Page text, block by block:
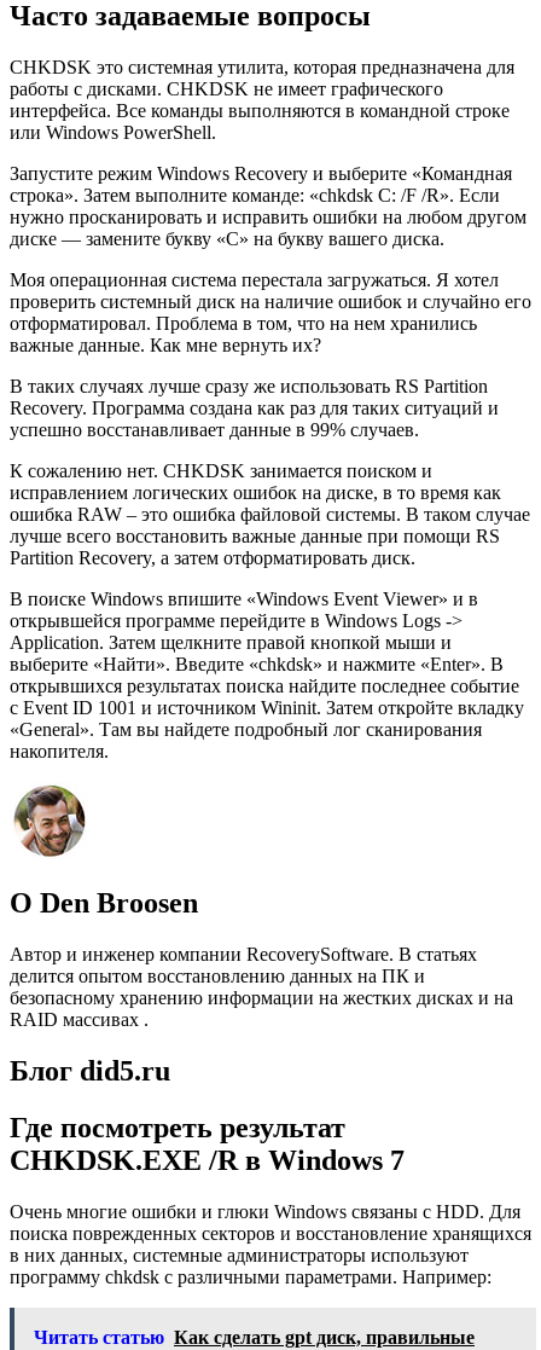
Часто задаваемые вопросы
CHKDSK это системная утилита, которая предназначена для
работы с дисками. CHKDSK не имеет графического
интерфейса. Все команды выполняются в командной строке
или Windows PowerShell.
Запустите режим Windows Recovery и выберите «Командная
строка». Затем выполните командe: «chkdsk C: /F /R». Если
нужно просканировать и исправить ошибки на любом другом
диске — замените букву «С» на букву вашего диска.
Моя операционная система перестала загружаться. Я хотел
проверить системный диск на наличие ошибок и случайно его
отформатировал. Проблема в том, что на нем хранились
важные данные. Как мне вернуть их?
В таких случаях лучше сразу же использовать RS Partition
Recovery. Программа создана как раз для таких ситуаций и
успешно восстанавливает данные в 99% случаев.
К сожалению нет. CHKDSK занимается поиском и
исправлением логических ошибок на диске, в то время как
ошибка RAW – это ошибка файловой системы. В таком случае
лучше всего восстановить важные данные при помощи RS
Partition Recovery, а затем отформатировать диск.
В поиске Windows впишите «Windows Event Viewer» и в
открывшейся программе перейдите в Windows Logs ->
Application. Затем щелкните правой кнопкой мыши и
выберите «Найти». Введите «chkdsk» и нажмите «Enter». В
открывшихся результатах поиска найдите последнее событие
с Event ID 1001 и источником Wininit. Затем откройте вкладку
«General». Там вы найдете подробный лог сканирования
накопителя.
О Den Broosen
Автор и инженер компании RecoverySoftware. В статьях
делится опытом восстановлению данных на ПК и
безопасному хранению информации на жестких дисках и на
RAID массивах .
Блог did5.ru
Где посмотреть результат
CHKDSK.EXE /R в Windows 7
Очень многие ошибки и глюки Windows связаны с HDD. Для
поиска поврежденных секторов и восстановление хранящихся
в них данных, системные администраторы используют
программу chkdsk с различными параметрами. Например:
Читать статью Как сделать gpt диск, правильные